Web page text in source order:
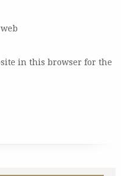
in this browser for the